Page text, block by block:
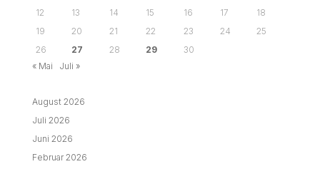
12
13 14 15 16 17
18
19
20 21 22 23 24
25
26
27 28 29
30
« Mai
Juli »
August 2026
Juli 2026
Juni 2026
Februar 2026